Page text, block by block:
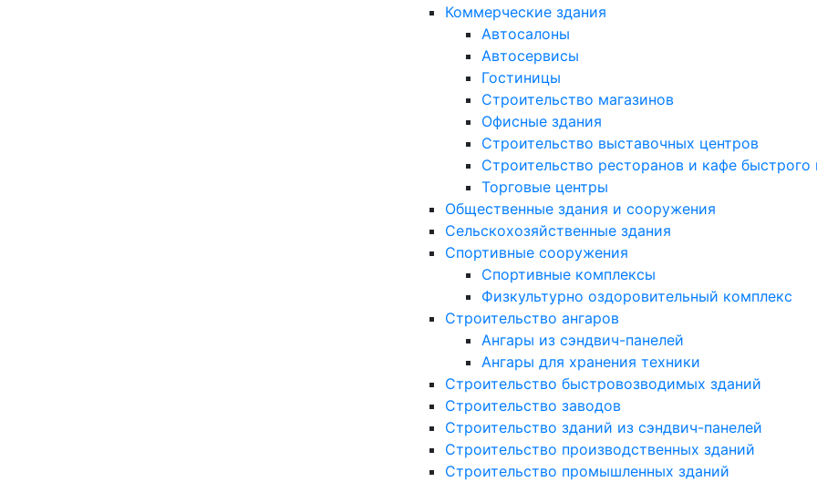
Коммерческие здания
Автосалоны
Автосервисы
Гостиницы
Строительство магазинов
Офисные здания
Строительство выставочных центров
Строительство ресторанов и кафе быстрого
Торговые центры
Общественные здания и сооружения
Сельскохозяйственные здания
Спортивные сооружения
Спортивные комплексы
Физкультурно оздоровительный комплекс
Строительство ангаров
Ангары из сэндвич-панелей
Ангары для хранения техники
Строительство быстровозводимых зданий
Строительство заводов
Строительство зданий из сэндвич-панелей
Строительство производственных зданий
Строительство промышленных зданий